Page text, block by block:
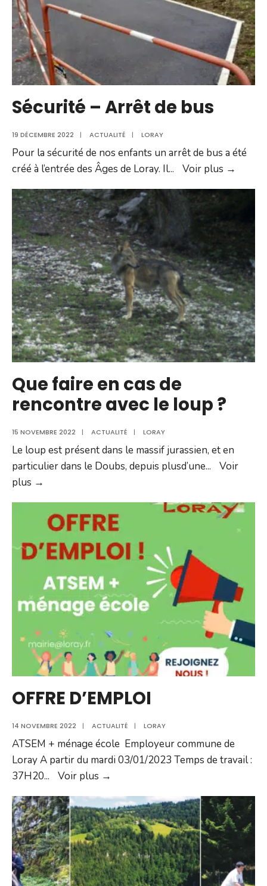
Sécurité – Arrêt de bus
19 DÉCEMBRE 2022 | ACTUALITÉ | LORAY
Pour la sécurité de nos enfants un arrêt de bus a été
créé à l’entrée des Âges de Loray. Il... Voir plus →
bus
Que faire en cas de
rencontre avec le loup ?
15 NOVEMBRE 2022 | ACTUALITÉ | LORAY
Le loup est présent dans le massif jurassien, et en
particulier dans le Doubs, depuis plusd’une...
Voir
plus →
en
cas
de
rencontre
avec
le
loup
OFFRE D’EMPLOI
14 NOVEMBRE 2022 | ACTUALITÉ | LORAY
ATSEM + ménage école Employeur commune de
Loray A partir du mardi 03/01/2023 Temps de travail :
37H20... Voir plus →